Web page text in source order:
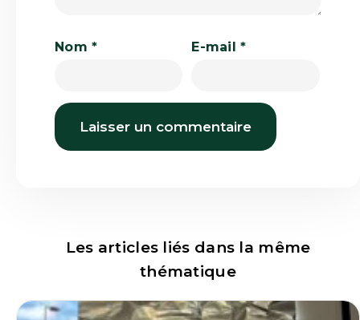
Nom* E-mail*
Les articles liés dans la même
thématique